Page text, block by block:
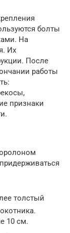
болты
На
Их
После
работы
признаки
толстый
10 см.